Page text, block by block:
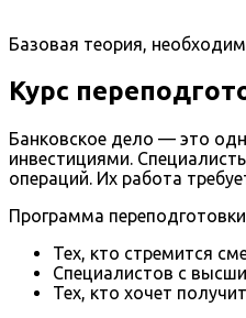
Базовая теория,
Курс
Банковское дело — это
инвестициями.
операций. Их работа
Программа
Тех, кто стремится
Специалистов с
Тех, кто хочет